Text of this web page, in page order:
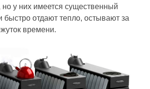
но у них имеется существенный
быстро отдают тепло, остывают за
времени.